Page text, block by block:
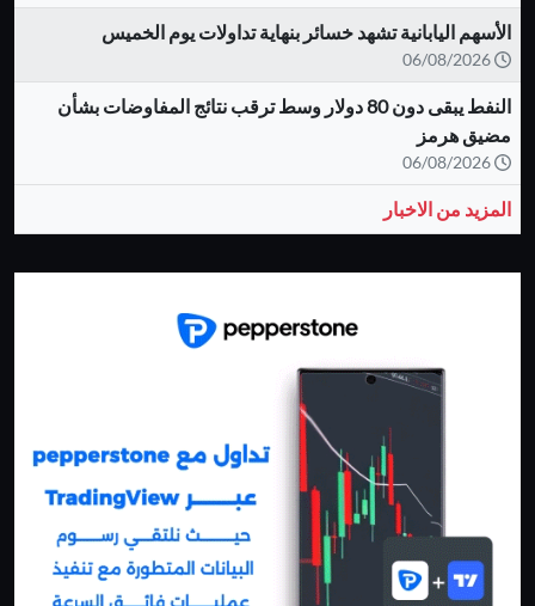
الأسهم اليابانية تشهد خسائر بنهاية تداولات يوم الخميس
النفط يبقى دون 80 دولار وسط ترقب نتائج المفاوضات بشأن
مضيق هرمز
المزيد من الاخبار